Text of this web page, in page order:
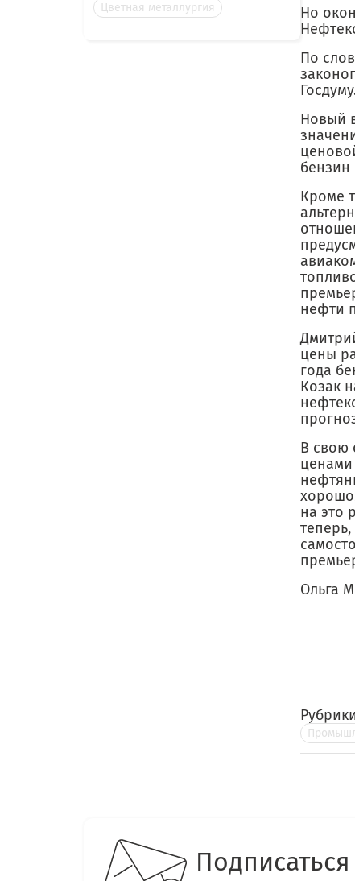
Цветная металлургия
Но
По
Новый
бензин
Кроме
нефти
цены
года
Козак
В свою
ценами
на это
Ольга
Рубрики